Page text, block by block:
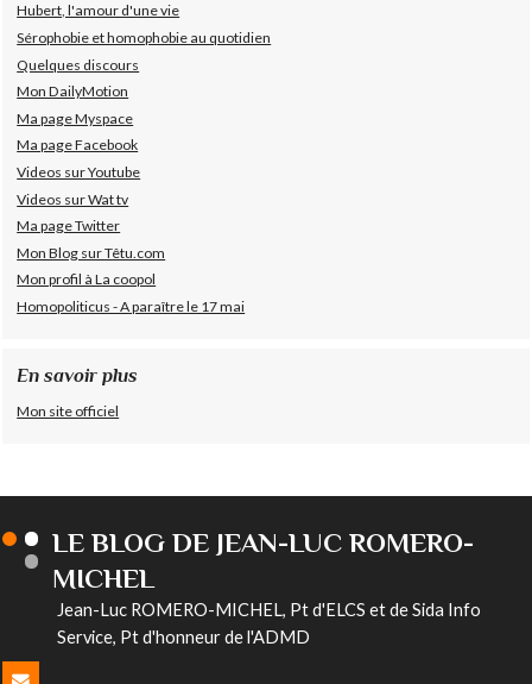
Hubert, l'amour d'une vie
Sérophobie et homophobie au quotidien
Quelques discours
Mon DailyMotion
Ma page Myspace
Ma page Facebook
Videos sur Youtube
Videos sur Wat tv
Ma page Twitter
Mon Blog sur Têtu.com
Mon profil à La coopol
Homopoliticus - A paraître le 17 mai
En savoir plus
Mon site officiel
LE BLOG DE JEAN-LUC ROMERO-
MICHEL
Jean-Luc ROMERO-MICHEL, Pt d'ELCS et de Sida Info
Service, Pt d'honneur de l'ADMD